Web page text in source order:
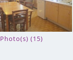
Photo(s) (15)